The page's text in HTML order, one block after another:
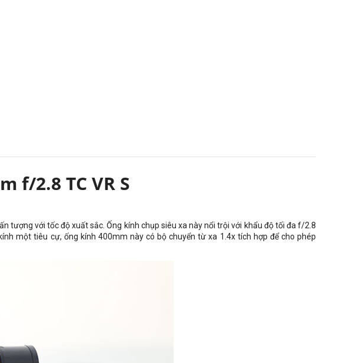
f/2.8 TC VR S
tượng với tốc độ xuất sắc. Ống kính chụp siêu xa này nổi trội với khẩu độ tối đa f/2.8
một tiêu cự, ống kính 400mm này có bộ chuyển từ xa 1.4x tích hợp để cho phép